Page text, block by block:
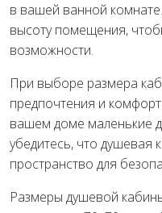
в вашей ванной
высоту помещения,
возможности.
При выборе размера
предпочтения и
вашем доме маленькие
убедитесь, что душевая
пространство для
Размеры душевой